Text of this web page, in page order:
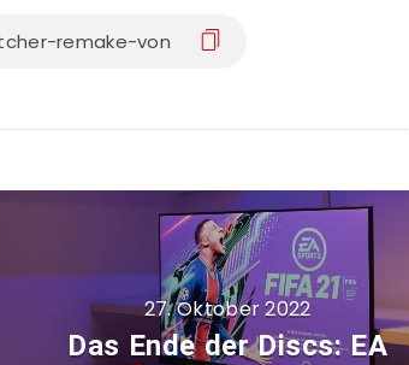
27. Oktober 2022
Das Ende der Discs: EA